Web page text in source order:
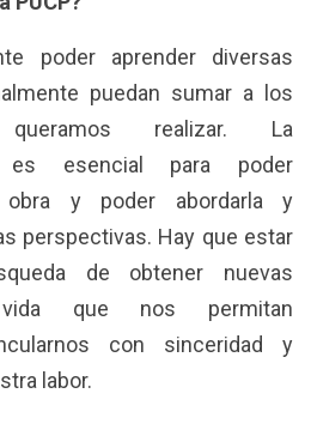
poder aprender diversas
puedan sumar a los
realizar. La
es esencial para poder
obra y poder abordarla y
perspectivas. Hay que estar
de obtener nuevas
que nos permitan
con sinceridad y
labor.